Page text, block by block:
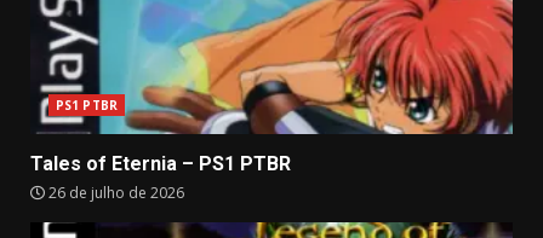
PS1 PTBR
Tales of Eternia – PS1 PTBR
26 de julho de 2026